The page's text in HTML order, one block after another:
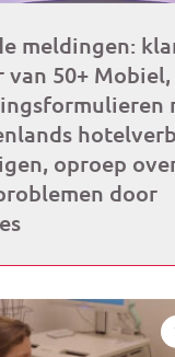
meldingen:
50+ Mobiel,
oproep
door